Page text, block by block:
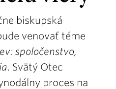
biskupská
venovať téme
spoločenstvo,
. Svätý Otec
proces na